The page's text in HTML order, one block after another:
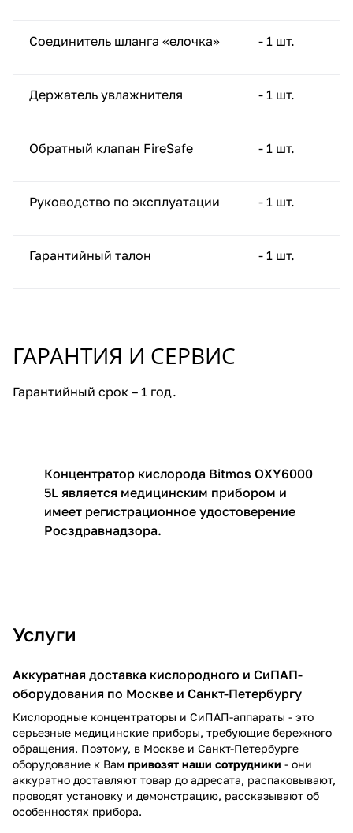
Соединитель шланга «елочка» - 1 шт.
Держатель увлажнителя - 1 шт.
Обратный клапан FireSafe - 1 шт.
Руководство по эксплуатации - 1 шт.
Гарантийный талон - 1 шт.
ГАРАНТИЯ И СЕРВИС
Гарантийный срок – 1 год.
Концентратор кислорода Bitmos OXY6000
5L является медицинским прибором и
имеет регистрационное удостоверение
Росздравнадзора.
Услуги
Аккуратная доставка кислородного и СиПАП-
оборудования по Москве и Санкт-Петербургу
Кислородные концентраторы и СиПАП-аппараты - это
серьезные медицинские приборы, требующие бережного
обращения. Поэтому, в Москве и Санкт-Петербурге
оборудование к Вам привозят наши сотрудники - они
аккуратно доставляют товар до адресата, распаковывают,
проводят установку и демонстрацию, рассказывают об
особенностях прибора.